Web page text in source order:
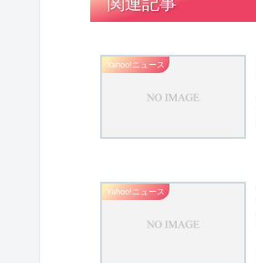
Yahoo!ニュース
Yahoo!ニュース